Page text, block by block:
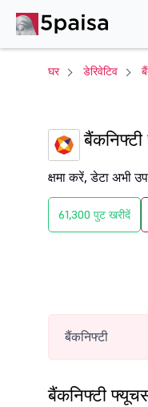
घर डेरिवेटिव
बैंकनिफ्टी
क्षमा करें, डेटा अभी
61,300 पुट खरीदें
बैंकनिफ्टी
बैंकनिफ्टी